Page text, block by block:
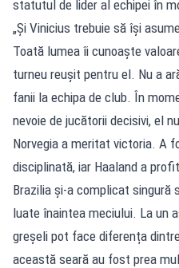
statutul de lider al echipei în
„Și Vinicius trebuie să își
Toată lumea îi cunoaște
turneu reușit pentru el. Nu a
fanii la echipa de club. În
nevoie de jucătorii decisivi, el
Norvegia a meritat victoria. A
disciplinată, iar Haaland a
Brazilia și-a complicat singură
luate înaintea meciului. La un
greșeli pot face diferența
această seară au fost prea